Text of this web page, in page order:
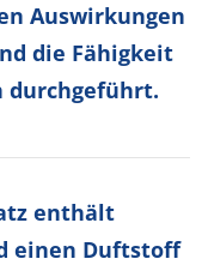
Auswirkungen
die Fähigkeit
durchgeführt.
enthält
einen Duftstoff